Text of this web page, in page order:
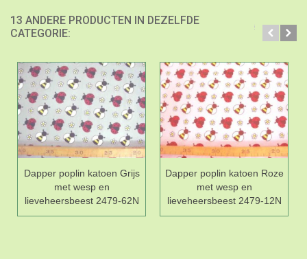
13 ANDERE PRODUCTEN IN DEZELFDE
CATEGORIE:
Dapper poplin katoen Grijs
met wesp en
lieveheersbeest 2479-62N
Dapper poplin katoen Roze
met wesp en
lieveheersbeest 2479-12N